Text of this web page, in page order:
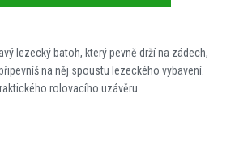
lezecký batoh, který pevně drží na zádech,
na něj spoustu lezeckého vybavení.
rolovacího uzávěru.